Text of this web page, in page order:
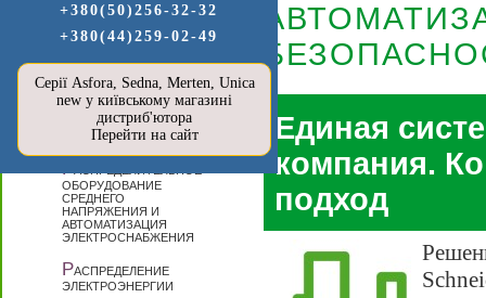
П
ЕРЕЙТИ В
МАГАЗИН
SCHNEIDER
ELECTRIC »»»
ВТОМАТИЗАЦИЯ
И УПРАВЛЕНИЕ
ОБОРУДОВАНИЕ
СРЕДНЕГО
НАПРЯЖЕНИЯ И
АВТОМАТИЗАЦИЯ
ЭЛЕКТРОСНАБЖЕНИЯ
РАСПРЕДЕЛЕНИЕ
ЭЛЕКТРОЭНЕРГИИ
Единая
компания.
подход
+380(50)256-32-32
+380(44)259-02-49
Серії Asfora, Sedna, Merten, Unica
new у київському магазині
дистриб'ютора
Перейти на сайт